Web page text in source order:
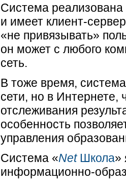
Система
и имеет клиент-
«не привязывать»
он может с любого
сеть.
В тоже время,
сети, но в Интернете,
отслеживания
особенность
управления
Система «NetШкола»
информационно-